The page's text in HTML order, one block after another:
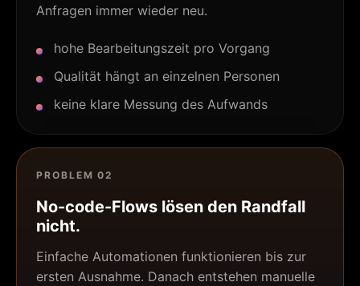
Anfragen immer wieder neu.
hohe Bearbeitungszeit pro Vorgang
Qualität hängt an einzelnen Personen
keine klare Messung des Aufwands
PROBLEM 02
No-code-Flows lösen den Randfall
nicht.
Einfache Automationen funktionieren bis zur
ersten Ausnahme. Danach entstehen manuelle